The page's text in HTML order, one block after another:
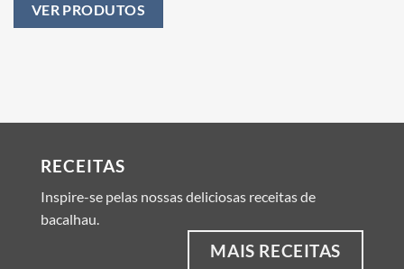
VER PRODUTOS
RECEITAS
Inspire-se pelas nossas deliciosas receitas de
bacalhau.
MAIS RECEITAS